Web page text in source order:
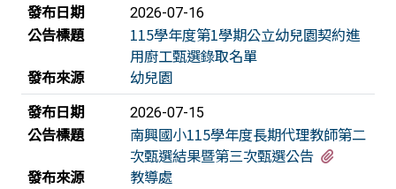
發布日期
2026-07-16
公告標題
115學年度第1學期公立幼兒園契約進
用廚工甄選錄取名單
發布來源
幼兒園
發布日期
2026-07-15
公告標題
南興國小115學年度長期代理教師第二
次甄選結果暨第三次甄選公告
發布來源
教導處